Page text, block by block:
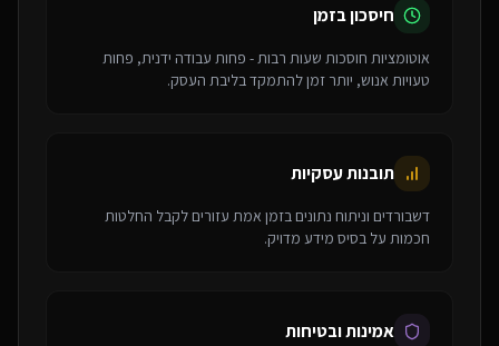
חיסכון בזמן
אוטומציות חוסכות שעות רבות - פחות עבודה ידנית, פחות
טעויות אנוש, יותר זמן להתמקד בליבת העסק.
תובנות עסקיות
דשבורדים וניתוח נתונים בזמן אמת עזורים לקבל החלטות
חכמות על בסיס מידע מדויק.
אמינות ובטיחות